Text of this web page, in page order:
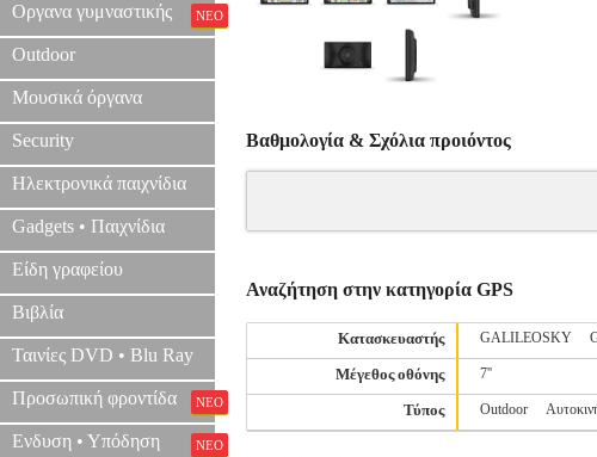
Οργανα γυμναστικής ΝΕΟ
Outdoor
Μουσικά όργανα
Security
Ηλεκτρονικά παιχνίδια
Gadgets • Παιχνίδια
Είδη γραφείου
Βιβλία
Ταινίες DVD • Blu Ray
Προσωπική φροντίδα ΝΕΟ
Ενδυση • Υπόδηση ΝΕΟ
Βαθμολογία & Σχόλια προιόντος
Αναζήτηση στην κατηγορία GPS
Κατασκευαστής GALILEOSKY
Μέγεθος οθόνης 7''
Τύπος Outdoor